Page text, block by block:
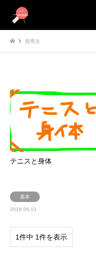
指導法
テニスと身体
基本
2018.06.01
1件中 1件を表示